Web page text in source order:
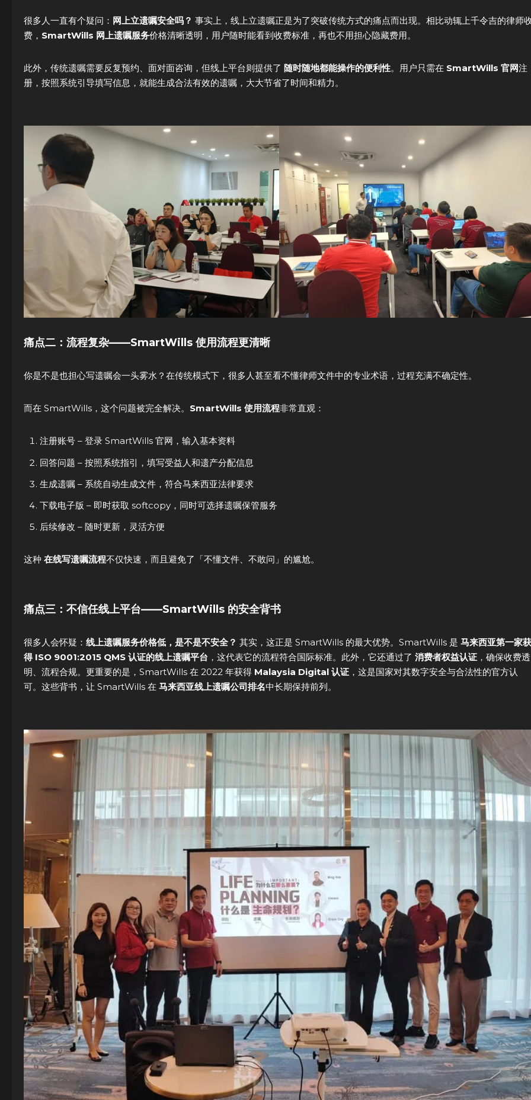
很多人一直有个疑问： 网上立遗嘱安全吗？ 事实上，线上立遗嘱正是为了突破传统方式的痛点而出现。相比动辄上千令吉的律师
费， SmartWills 网上遗嘱服务价格清晰透明，用户随时能看到收费标准，再也不用担心隐藏费用。
此外，传统遗嘱需要反复预约、面对面咨询，但线上平台则提供了 随时随地都能操作的便利性。用户只需在 SmartWills 官网注
册，按照系统引导填写信息，就能生成合法有效的遗嘱，大大节省了时间和精力。
痛点二：流程复杂——SmartWills 使用流程更清晰
你是不是也担心写遗嘱会一头雾水？在传统模式下，很多人甚至看不懂律师文件中的专业术语，过程充满不确定性。
而在 SmartWills，这个问题被完全解决。 SmartWills 使用流程非常直观：
注册账号 – 登录 SmartWills 官网，输入基本资料
回答问题 – 按照系统指引，填写受益人和遗产分配信息
生成遗嘱 – 系统自动生成文件，符合马来西亚法律要求
下载电子版 – 即时获取 softcopy，同时可选择遗嘱保管服务
后续修改 – 随时更新，灵活方便
这种 在线写遗嘱流程不仅快速，而且避免了「不懂文件、不敢问」的尴尬。
痛点三：不信任线上平台——SmartWills 的安全背书
很多人会怀疑： 线上遗嘱服务价格低，是不是不安全？ 其实，这正是 SmartWills 的最大优势。SmartWills 是 马来西亚第一家获
得 ISO 9001:2015 QMS 认证的线上遗嘱平台 ，这代表它的流程符合国际标准。此外，它还通过了 消费者权益认证 ，确保收费透
明、流程合规。更重要的是，SmartWills 在 2022 年获得 Malaysia Digital 认证 ，这是国家对其数字安全与合法性的官方认
可。这些背书，让 SmartWills 在 马来西亚线上遗嘱公司排名中长期保持前列。